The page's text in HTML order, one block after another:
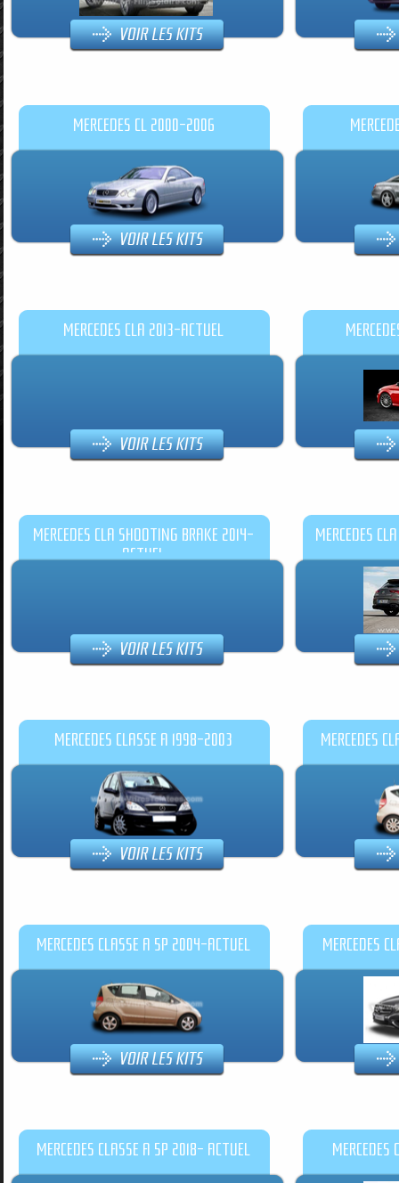
MERCEDES CL 2000-2006
MERCEDES CLA 2013-ACTUEL
MERCEDES CLA SHOOTING BRAKE 2014-
ACTUEL
MERCEDES
MERCEDES CLASSE A 1998-2003 MERCEDES
MERCEDES CLASSE A 5P 2004-ACTUEL MERCEDES
MERCEDES CLASSE A 5P 2018- ACTUEL MERCEDES